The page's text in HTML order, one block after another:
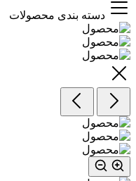
دسته بندی محصولات